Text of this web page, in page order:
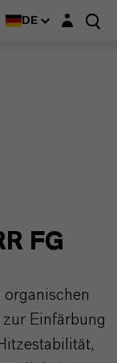
DE Login-Maske
FG
organischen
Einfärbung